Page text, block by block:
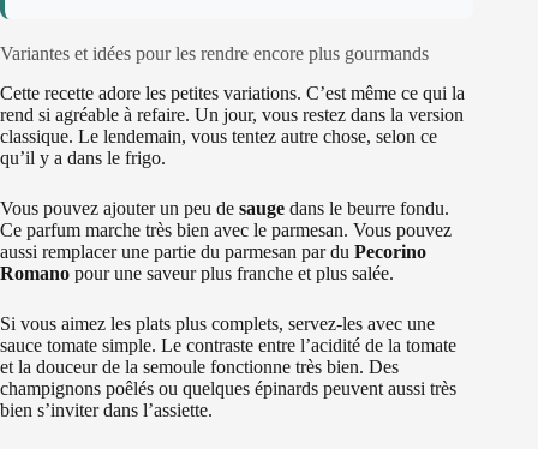
Variantes et idées pour les rendre encore plus gourmands
Cette recette adore les petites variations. C’est même ce qui la
rend si agréable à refaire. Un jour, vous restez dans la version
classique. Le lendemain, vous tentez autre chose, selon ce
qu’il y a dans le frigo.
Vous pouvez ajouter un peu de sauge dans le beurre fondu.
Ce parfum marche très bien avec le parmesan. Vous pouvez
aussi remplacer une partie du parmesan par du Pecorino
Romano pour une saveur plus franche et plus salée.
Si vous aimez les plats plus complets, servez-les avec une
sauce tomate simple. Le contraste entre l’acidité de la tomate
et la douceur de la semoule fonctionne très bien. Des
champignons poêlés ou quelques épinards peuvent aussi très
bien s’inviter dans l’assiette.